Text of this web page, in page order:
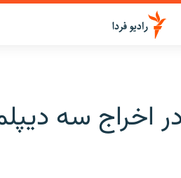
اخراج سه